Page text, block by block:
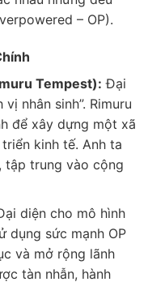
– OP).
Tempest): Đại
nhân sinh”. Rimuru
để xây dựng một xã
kinh tế. Anh ta
tập trung vào cộng
diện cho mô hình
dụng sức mạnh OP
và mở rộng lãnh
tàn nhẫn, hành